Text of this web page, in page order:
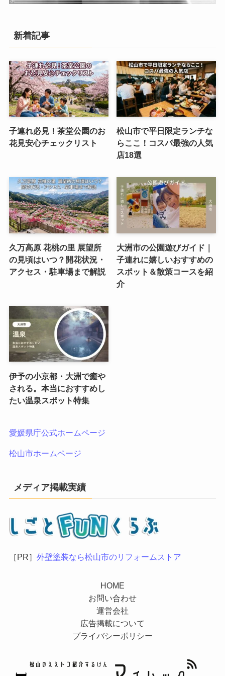
新着記事
子連れ必見！茶堂公園のお
花見安心チェックリスト
松山市で平日限定ランチな
らここ！コスパ最強の人気
店18選
久万高原 花桃の里 展望所
の見頃はいつ？開花状況・
アクセス・駐車場まで解説
大洲市の公園遊びガイド｜
子連れに嬉しいおすすめの
スポット＆散策コースを紹
介
伊予の小京都・大洲で癒や
される。本当におすすめし
たい温泉スポット特集
愛媛県庁公式ホームページ
松山市ホームページ
メディア掲載実績
［PR］ 外壁塗装なら松山市のリフォームストア
HOME
お問い合わせ
運営会社
広告掲載について
プライバシーポリシー